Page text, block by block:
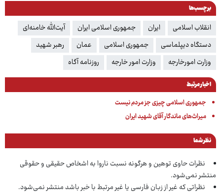
برچسب‌ها
انقلاب اسلامی ایران جمهوری اسلامی ایران
آیت‌الله خامنه‌ای
دستگاه دیپلماسی
جمهوری اسلامی عمان
رهبر شهید
وزارت امورخارجه
وزارت امور خارجه روزنامه آگاه
اخبار مرتبط
جمهوری اسلامی چیزی جز مردم نیست
میراث‌های ماندگار آقای شهید ایران
نظر شما
نظرات حاوی توهین و هرگونه نسبت ناروا به اشخاص حقیقی و حقوقی
منتشر نمی‌شود.
نظراتی که غیر از زبان فارسی یا غیر مرتبط با خبر باشد منتشر نمی‌شود.